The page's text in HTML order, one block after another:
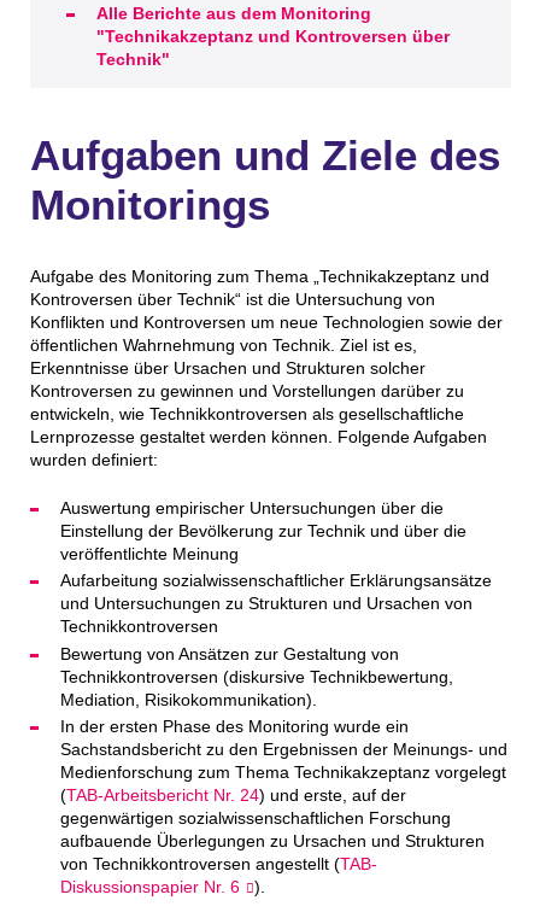
Alle Berichte aus dem Monitoring
"Technikakzeptanz und Kontroversen über
Technik"
Aufgaben und Ziele des
Monitorings
Aufgabe des Monitoring zum Thema „Technikakzeptanz und
Kontroversen über Technik“ ist die Untersuchung von
Konflikten und Kontroversen um neue Technologien sowie der
öffentlichen Wahrnehmung von Technik. Ziel ist es,
Erkenntnisse über Ursachen und Strukturen solcher
Kontroversen zu gewinnen und Vorstellungen darüber zu
entwickeln, wie Technikkontroversen als gesellschaftliche
Lernprozesse gestaltet werden können. Folgende Aufgaben
wurden definiert:
Auswertung empirischer Untersuchungen über die
Einstellung der Bevölkerung zur Technik und über die
veröffentlichte Meinung
Aufarbeitung sozialwissenschaftlicher Erklärungsansätze
und Untersuchungen zu Strukturen und Ursachen von
Technikkontroversen
Bewertung von Ansätzen zur Gestaltung von
Technikkontroversen (diskursive Technikbewertung,
Mediation, Risikokommunikation).
In der ersten Phase des Monitoring wurde ein
Sachstandsbericht zu den Ergebnissen der Meinungs- und
Medienforschung zum Thema Technikakzeptanz vorgelegt
(TAB-Arbeitsbericht Nr. 24) und erste, auf der
gegenwärtigen sozialwissenschaftlichen Forschung
aufbauende Überlegungen zu Ursachen und Strukturen
von Technikkontroversen angestellt (TAB-
Diskussionspapier Nr. 6
).